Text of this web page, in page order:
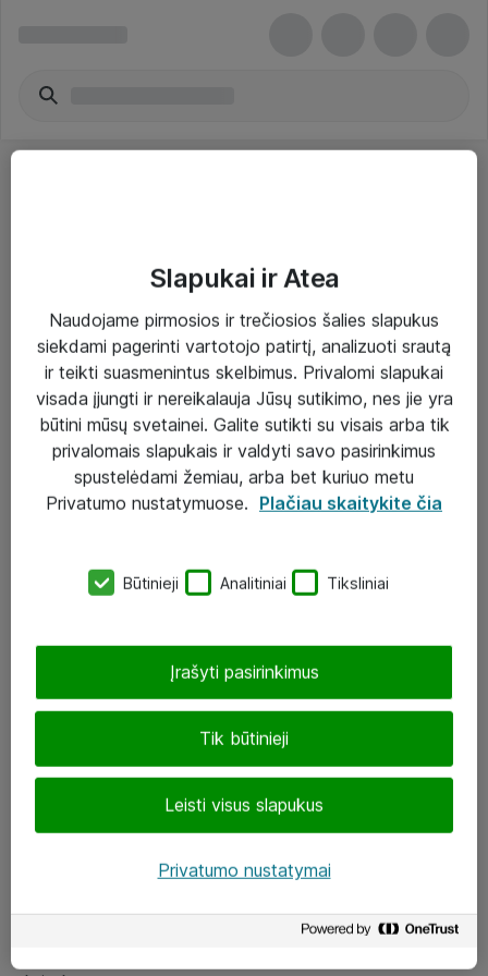
Paslaugos
Sprendimai
Įgyvendinti projektai
Atea ekspertų patarimai verslui
eShop@atea.lt
LinkedIn
Slapukai ir Atea
Naudojame pirmosios ir trečiosios šalies slapukus
siekdami pagerinti vartotojo patirtį, analizuoti srautą
ir teikti suasmenintus skelbimus. Privalomi slapukai
visada įjungti ir nereikalauja Jūsų sutikimo, nes jie yra
būtini mūsų svetainei. Galite sutikti su visais arba tik
privalomais slapukais ir valdyti savo pasirinkimus
spustelėdami žemiau, arba bet kuriuo metu
Privatumo nustatymuose. Plačiau skaitykite čia
Būtinieji Analitiniai Tiksliniai
Tik būtinieji
Leisti visus slapukus
Įrašyti pasirinkimus
Privatumo nustatymai